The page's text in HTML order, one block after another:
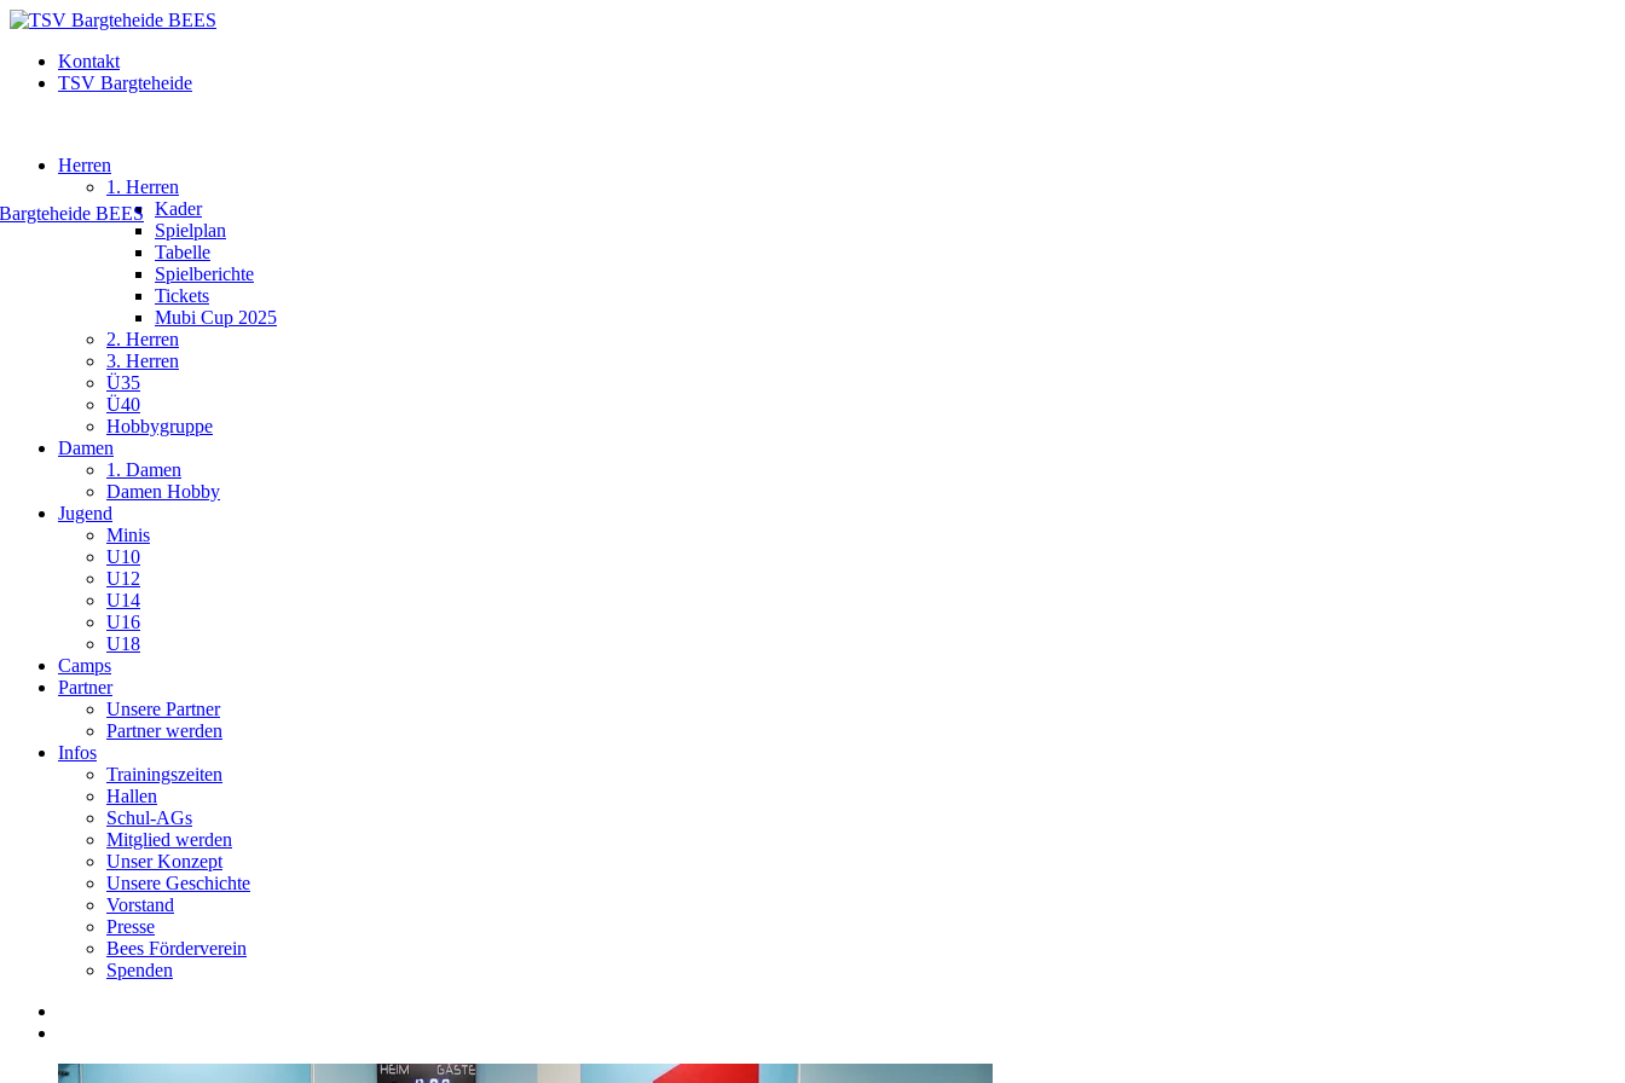
Kontakt
TSV Bargteheide
Herren
1. Herren
Kader
Spielplan
Tabelle
Spielberichte
Tickets
Mubi Cup 2025
2. Herren
3. Herren
Ü35
Ü40
Hobbygruppe
Damen
1. Damen
Damen Hobby
Jugend
Minis
U10
U12
U14
U16
U18
Camps
Partner
Unsere Partner
Partner werden
Infos
Trainingszeiten
Hallen
Schul-AGs
Mitglied werden
Unser Konzept
Unsere Geschichte
Vorstand
Presse
Bees Förderverein
Spenden